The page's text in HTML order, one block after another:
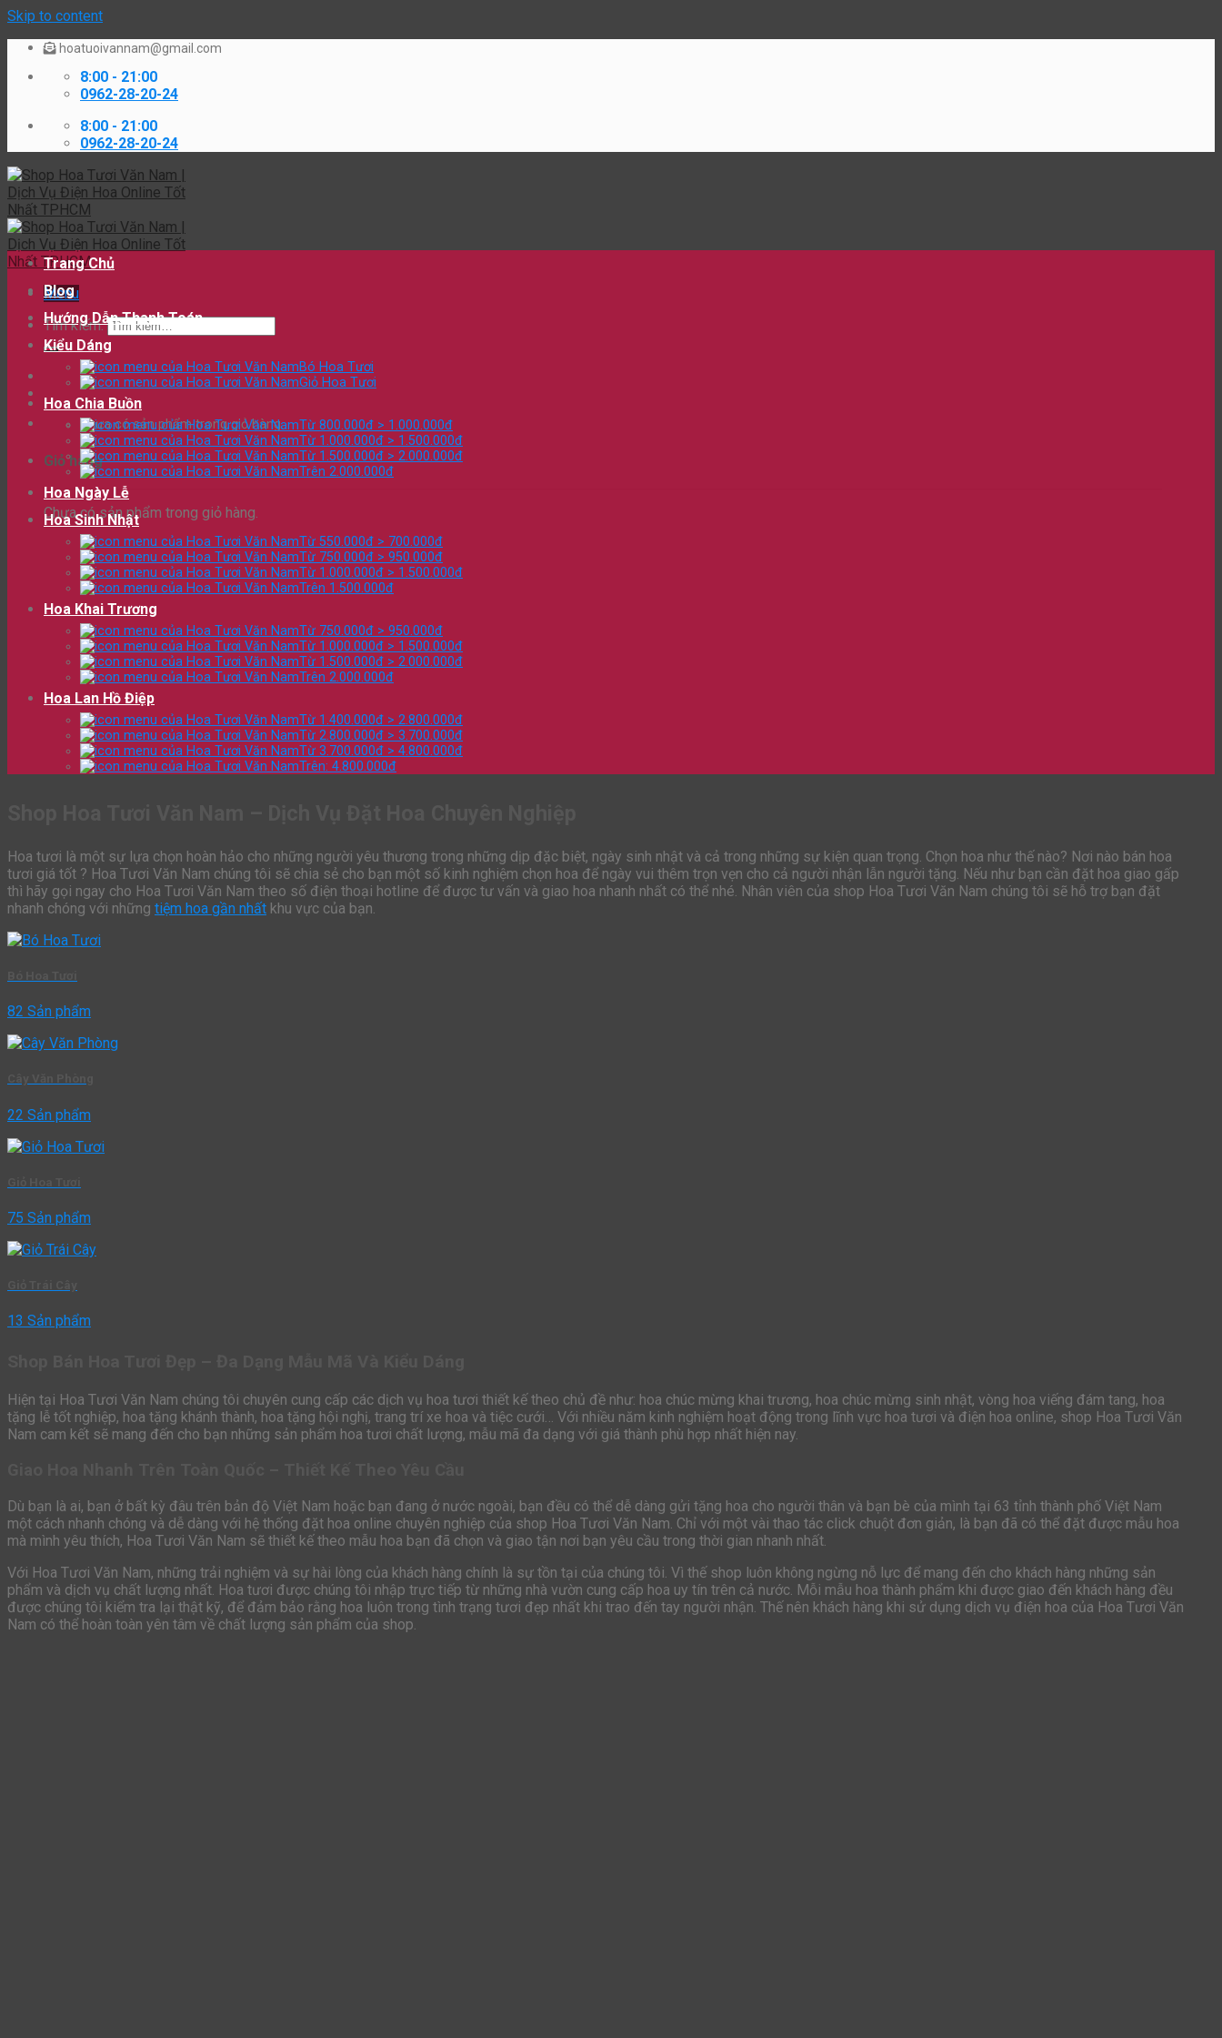
Skip to content
hoatuoivannam@gmail.com
8:00 - 21:00
0962-28-20-24
8:00 - 21:00
0962-28-20-24
Menu
Tìm kiếm:
Chưa có sản phẩm trong giỏ hàng.
Giỏ hàng
Chưa có sản phẩm trong giỏ hàng.
Trang Chủ
Blog
Hướng Dẫn Thanh Toán
Kiểu Dáng
Bó Hoa Tươi
Giỏ Hoa Tươi
Hoa Chia Buồn
Từ 800.000đ > 1.000.000đ
Từ 1.000.000đ > 1.500.000đ
Từ 1.500.000đ > 2.000.000đ
Trên 2.000.000đ
Hoa Ngày Lễ
Hoa Sinh Nhật
Từ 550.000đ > 700.000đ
Từ 750.000đ > 950.000đ
Từ 1.000.000đ > 1.500.000đ
Trên 1.500.000đ
Hoa Khai Trương
Từ 750.000đ > 950.000đ
Từ 1.000.000đ > 1.500.000đ
Từ 1.500.000đ > 2.000.000đ
Trên 2.000.000đ
Hoa Lan Hồ Điệp
Từ 1.400.000đ > 2.800.000đ
Từ 2.800.000đ > 3.700.000đ
Từ 3.700.000đ > 4.800.000đ
Trên: 4.800.000đ
Hoa tươi là một sự lựa chọn hoàn hảo cho những người yêu thương trong những dịp đặc biệt, ngày sinh nhật và cả trong những sự kiện quan trọng. Chọn hoa như thế nào? Nơi nào bán hoa
tươi giá tốt ? Hoa Tươi Văn Nam chúng tôi sẽ chia sẻ cho bạn một số kinh nghiệm chọn hoa để ngày vui thêm trọn vẹn cho cả người nhận lẫn người tặng. Nếu như bạn cần đặt hoa giao gấp
thì hãy gọi ngay cho Hoa Tươi Văn Nam theo số điện thoại hotline để được tư vấn và giao hoa nhanh nhất có thể nhé. Nhân viên của shop Hoa Tươi Văn Nam chúng tôi sẽ hỗ trợ bạn đặt
nhanh chóng với những tiệm hoa gần nhất khu vực của bạn.
82 Sản phẩm
22 Sản phẩm
75 Sản phẩm
13 Sản phẩm
Hiện tại Hoa Tươi Văn Nam chúng tôi chuyên cung cấp các dịch vụ hoa tươi thiết kế theo chủ đề như: hoa chúc mừng khai trương, hoa chúc mừng sinh nhật, vòng hoa viếng đám tang, hoa
tặng lễ tốt nghiệp, hoa tặng khánh thành, hoa tặng hội nghị, trang trí xe hoa và tiệc cưới… Với nhiều năm kinh nghiệm hoạt động trong lĩnh vực hoa tươi và điện hoa online, shop Hoa Tươi Văn
Nam cam kết sẽ mang đến cho bạn những sản phẩm hoa tươi chất lượng, mẫu mã đa dạng với giá thành phù hợp nhất hiện nay.
Dù bạn là ai, bạn ở bất kỳ đâu trên bản độ Việt Nam hoặc bạn đang ở nước ngoài, bạn đều có thể dễ dàng gửi tặng hoa cho người thân và bạn bè của mình tại 63 tỉnh thành phố Việt Nam
một cách nhanh chóng và dễ dàng với hệ thống đặt hoa online chuyên nghiệp của shop Hoa Tươi Văn Nam. Chỉ với một vài thao tác click chuột đơn giản, là bạn đã có thể đặt được mẫu hoa
mà mình yêu thích, Hoa Tươi Văn Nam sẽ thiết kế theo mẫu hoa bạn đã chọn và giao tận nơi bạn yêu cầu trong thời gian nhanh nhất.
Với Hoa Tươi Văn Nam, những trải nghiệm và sự hài lòng của khách hàng chính là sự tồn tại của chúng tôi. Vì thế shop luôn không ngừng nỗ lực để mang đến cho khách hàng những sản
phẩm và dịch vụ chất lượng nhất. Hoa tươi được chúng tôi nhập trực tiếp từ những nhà vườn cung cấp hoa uy tín trên cả nước. Mỗi mẫu hoa thành phẩm khi được giao đến khách hàng đều
được chúng tôi kiểm tra lại thật kỹ, để đảm bảo rằng hoa luôn trong tình trạng tươi đẹp nhất khi trao đến tay người nhận. Thế nên khách hàng khi sử dụng dịch vụ điện hoa của Hoa Tươi Văn
Nam có thể hoàn toàn yên tâm về chất lượng sản phẩm của shop.